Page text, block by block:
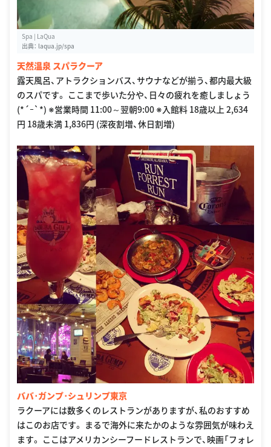
Spa | LaQua
出典： laqua.jp/spa
天然温泉 スパラクーア
露天風呂、アトラクションバス、サウナなどが揃う、都内最大級
のスパです。 ここまで歩いた分や、日々の疲れを癒しましょう
(*´ｰ`*) ※営業時間 11:00～翌朝9:00 ※入館料 18歳以上 2,634
円 18歳未満 1,836円 (深夜割増、休日割増)
ババ･ガンプ･シュリンプ東京
ラクーアには数多くのレストランがありますが、私のおすすめ
はこのお店です。 まるで海外に来たかのような雰囲気が味わえ
ます。 ここはアメリカンシーフードレストランで、映画「フォレ